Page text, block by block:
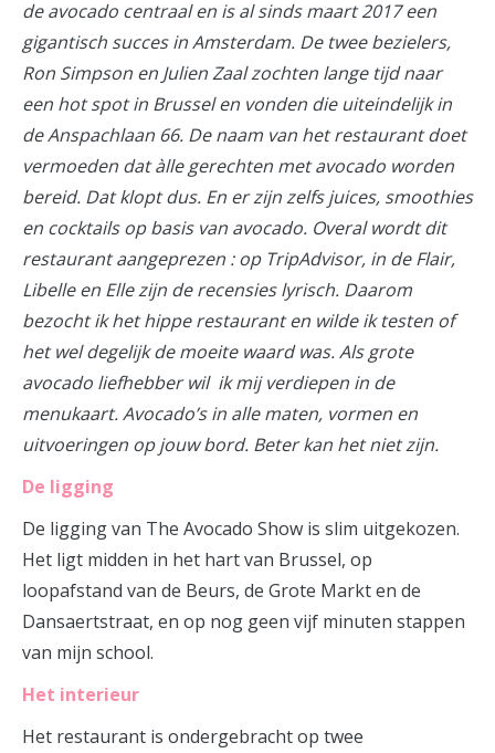
de avocado centraal en is al sinds maart 2017 een
gigantisch succes in Amsterdam. De twee bezielers,
Ron Simpson en Julien Zaal zochten lange tijd naar
een hot spot in Brussel en vonden die uiteindelijk in
de Anspachlaan 66. De naam van het restaurant doet
vermoeden dat àlle gerechten met avocado worden
bereid. Dat klopt dus. En er zijn zelfs juices, smoothies
en cocktails op basis van avocado. Overal wordt dit
restaurant aangeprezen : op TripAdvisor, in de Flair,
Libelle en Elle zijn de recensies lyrisch. Daarom
bezocht ik het hippe restaurant en wilde ik testen of
het wel degelijk de moeite waard was. Als grote
avocado liefhebber wil ik mij verdiepen in de
menukaart. Avocado’s in alle maten, vormen en
uitvoeringen op jouw bord. Beter kan het niet zijn.
De ligging
De ligging van The Avocado Show is slim uitgekozen.
Het ligt midden in het hart van Brussel, op
loopafstand van de Beurs, de Grote Markt en de
Dansaertstraat, en op nog geen vijf minuten stappen
van mijn school.
Het interieur
Het restaurant is ondergebracht op twee